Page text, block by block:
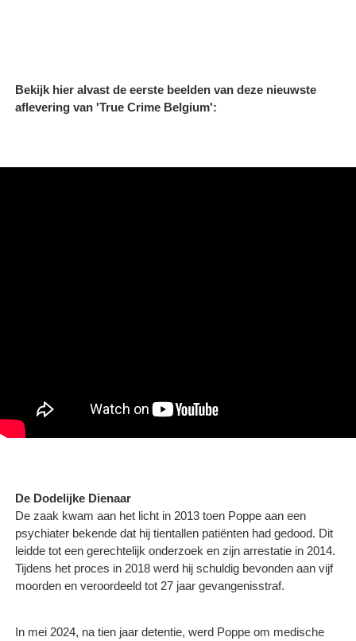
Bekijk hier alvast de eerste beelden van deze nieuwste
aflevering van 'True Crime Belgium':
De Dodelijke Dienaar
De zaak kwam aan het licht in 2013 toen Poppe aan een
psychiater bekende dat hij tientallen patiënten had gedood. Dit
leidde tot een gerechtelijk onderzoek en zijn arrestatie in 2014.
Tijdens het proces in 2018 werd hij schuldig bevonden aan vijf
moorden en veroordeeld tot 27 jaar gevangenisstraf.
In mei 2024, na tien jaar detentie, werd Poppe om medische